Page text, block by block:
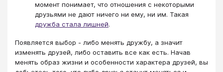
момент понимает, что отношения с некоторыми
друзьями не дают ничего ни ему, ни им. Такая
дружба стала лишней.
Появляется выбор - либо менять дружбу, а значит
изменять друзей, либо оставить все как есть. Начав
менять образ жизни и особенности характера друзей, вы